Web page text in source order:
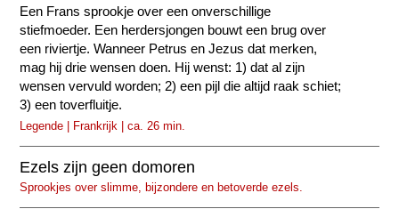
Een Frans sprookje over een onverschillige
stiefmoeder. Een herdersjongen bouwt een brug over
een riviertje. Wanneer Petrus en Jezus dat merken,
mag hij drie wensen doen. Hij wenst: 1) dat al zijn
wensen vervuld worden; 2) een pijl die altijd raak schiet;
3) een toverfluitje.
Legende | Frankrijk | ca. 26 min.
Ezels zijn geen domoren
Sprookjes over slimme, bijzondere en betoverde ezels.